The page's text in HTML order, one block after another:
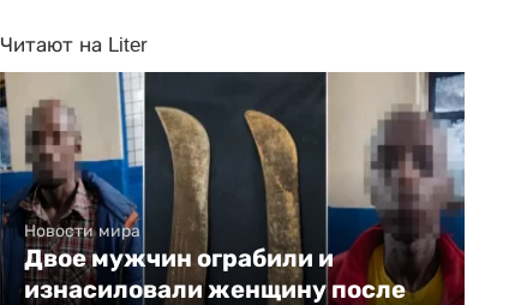
Читают на Liter
Новости мира
Двое мужчин ограбили и
изнасиловали женщину после